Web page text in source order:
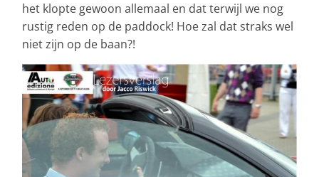
het klopte gewoon allemaal en dat terwijl we nog
rustig reden op de paddock! Hoe zal dat straks wel
niet zijn op de baan?​!